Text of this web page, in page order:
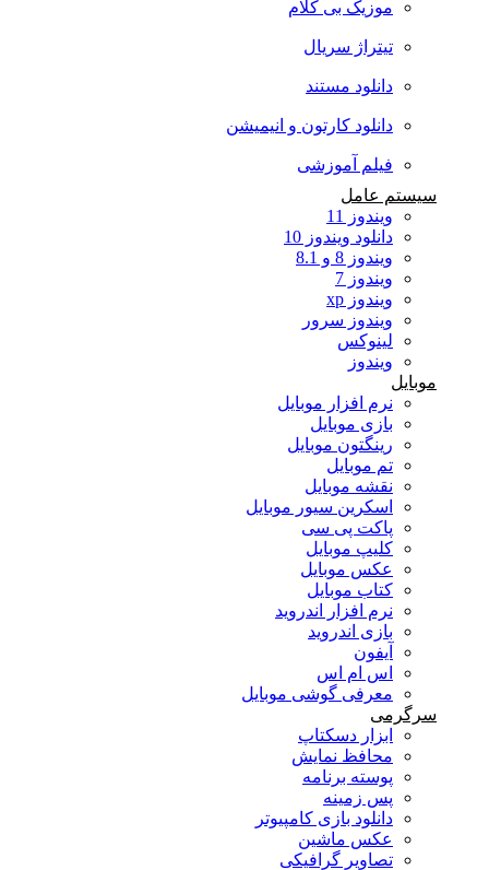
موزیک بی کلام
تیتراژ سریال
دانلود مستند
دانلود کارتون و انیمیشن
فیلم آموزشی
سیستم عامل
ویندوز 11
دانلود ویندوز 10
ویندوز 8 و 8.1
ویندوز 7
ویندوز xp
ویندوز سرور
لینوکس
ویندوز
موبایل
نرم افزار موبایل
بازی موبایل
رینگتون موبایل
تم موبایل
نقشه موبایل
اسکرین سیور موبایل
پاکت پی سی
کلیپ موبایل
عکس موبایل
کتاب موبایل
نرم افزار اندروید
بازی اندروید
آیفون
اس ام اس
معرفی گوشی موبایل
سرگرمی
ابزار دسکتاپ
محافظ نمایش
پوسته برنامه
پس زمینه
دانلود بازی کامپیوتر
عکس ماشین
تصاویر گرافیکی